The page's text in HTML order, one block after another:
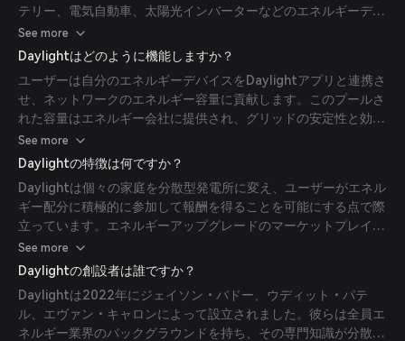
テリー、電気自動車、太陽光インバーターなどのエネルギーデバ
イスをアプリに接続することを可能にし、ユーザーが報酬を得ら
れるようにします。このプロジェクトは、分散型エネルギー資源
を統合したより強靭で民主化されたエネルギーネットワークの構
築を目指しています。
See more
Daylightはどのように機能しますか？
ユーザーは自分のエネルギーデバイスをDaylightアプリと連携さ
せ、ネットワークのエネルギー容量に貢献します。このプールさ
れた容量はエネルギー会社に提供され、グリッドの安定性と効率
性を向上させます。参加者は貢献に対して報酬を得られ、協調的
なエネルギー経済を促進します。加えて、Daylightはエネルギー
アップグレードのマーケットプレイスを提供しており、ユーザー
は太陽光パネルやEVチャージャーなどの製品にアクセスできま
す。
See more
Daylightの特徴は何ですか？
Daylightは個々の家庭を分散型発電所に変え、ユーザーがエネル
ギー配分に積極的に参加して報酬を得ることを可能にする点で際
立っています。エネルギーアップグレードのマーケットプレイス
により、持続可能なエネルギーソリューションへの移行が簡単に
なり、ユーザーがネットワークに貢献し利益を得るための多様な
手段を提供しています。
See more
Daylightの創設者は誰ですか？
Daylightは2022年にジェイソン・バドー、ウディット・パテ
ル、エヴァン・キャロンによって設立されました。彼らは全員エ
ネルギー業界のバックグラウンドを持ち、その専門知識が分散型